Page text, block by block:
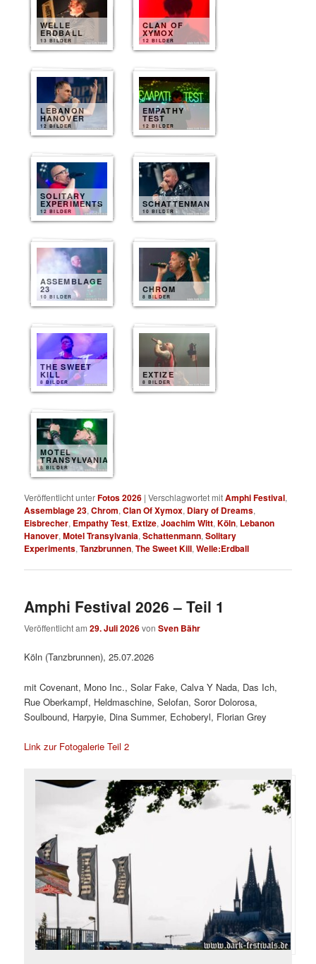
WELLE
ERDBALL
13 BILDER
CLAN OF
XYMOX
12 BILDER
LEBANON
HANOVER
12 BILDER
EMPATHY
TEST
12 BILDER
SOLITARY
EXPERIMENTS
12 BILDER
SCHATTENMANN
10 BILDER
ASSEMBLAGE
23
10 BILDER
CHROM
8 BILDER
THE SWEET
KILL
8 BILDER
EXTIZE
8 BILDER
MOTEL
TRANSYLVANIA
8 BILDER
Veröffentlicht unterFotos 2026 |Verschlagwortet mitAmphi Festival,
Assemblage 23,Chrom,Clan Of Xymox, Diary of Dreams,
Eisbrecher, Empathy Test, Extize,Joachim Witt,Köln, Lebanon
Hanover,Motel Transylvania,Schattenmann,Solitary
Experiments,Tanzbrunnen,The Sweet Kill,Welle:Erdball
Amphi Festival 2026 – Teil 1
Veröffentlicht am29. Juli 2026vonSven Bähr
Köln (Tanzbrunnen), 25.07.2026
mit Covenant, Mono Inc., Solar Fake, Calva Y Nada, Das Ich,
Rue Oberkampf, Heldmaschine, Selofan, Soror Dolorosa,
Soulbound, Harpyie, Dina Summer, Echoberyl, Florian Grey
Link zur Fotogalerie Teil 2